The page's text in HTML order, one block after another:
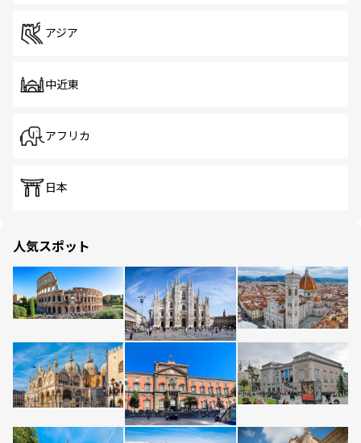
アジア
中近東
アフリカ
日本
人気スポット